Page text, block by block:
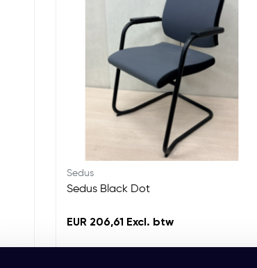
Sedus
Sedus Black Dot
EUR 206,61 Excl. btw